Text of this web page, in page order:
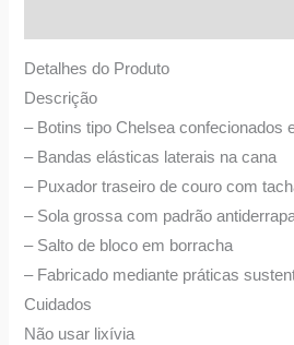
Detalhes do Produto
Descrição
– Botins tipo Chelsea confecionados
– Bandas elásticas laterais na cana
– Puxador traseiro de couro com
– Sola grossa com padrão
– Salto de bloco em borracha
– Fabricado mediante práticas
Cuidados
Não usar lixívia